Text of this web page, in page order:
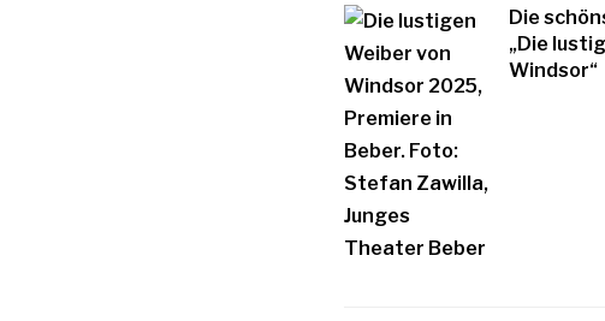
Die
„Die
Windsor“